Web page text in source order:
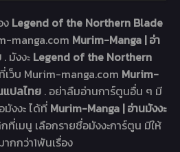
ง Legend of the Northern Blade
manga.com Murim-Manga | อ่า
. มังงะ Legend of the Northern
ว็บ Murim-manga.com Murim-
แปลไทย . อย่าลืมอ่านการ์ตูนอื่น ๆ มี
งงะ ได้ที่ Murim-Manga | อ่านมังงะ
ที่เมนู เลือกรายชื่อมังงะการ์ตูน มีให้
ากกว่า1พันเรื่อง